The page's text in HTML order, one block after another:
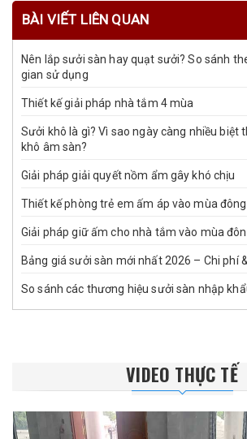
BÀI VIẾT LIÊN QUAN
Nên lắp sưởi sàn hay quạt sưởi? So sánh
gian sử dụng
Thiết kế giải pháp nhà tắm 4 mùa
Sưởi khô là gì? Vì sao ngày càng nhiều biệt
khô âm sàn?
Giải pháp giải quyết nồm ẩm gây khó chịu
Thiết kế phòng trẻ em ấm áp vào mùa đông
Giải pháp giữ ấm cho nhà tắm vào mùa
Bảng giá sưởi sàn mới nhất 2026 – Chi phí
So sánh các thương hiệu sưởi sàn nhập
VIDEO THỰC TẾ